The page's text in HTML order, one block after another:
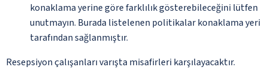
konaklama yerine göre farklılık gösterebileceğini lütfen
unutmayın. Burada listelenen politikalar konaklama yeri
tarafından sağlanmıştır.
Resepsiyon çalışanları varışta misafirleri karşılayacaktır.